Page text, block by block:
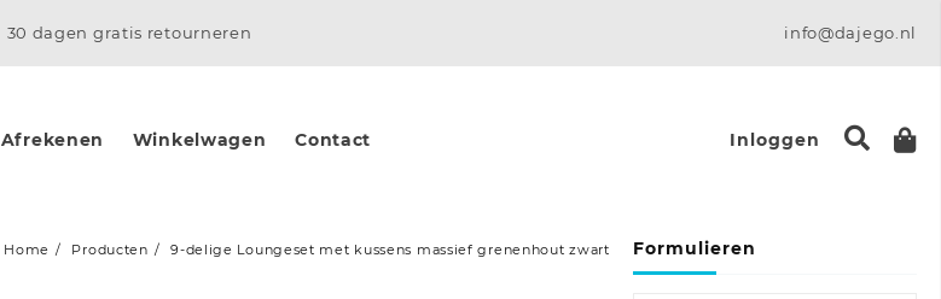
30 dagen gratis retourneren info@dajego.nl
Afrekenen Winkelwagen Contact Inloggen
Home Producten 9-delige Loungeset met kussens massief grenenhout zwart Formulieren